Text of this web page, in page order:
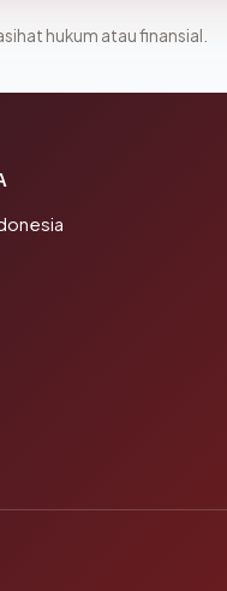
hukum atau finansial.